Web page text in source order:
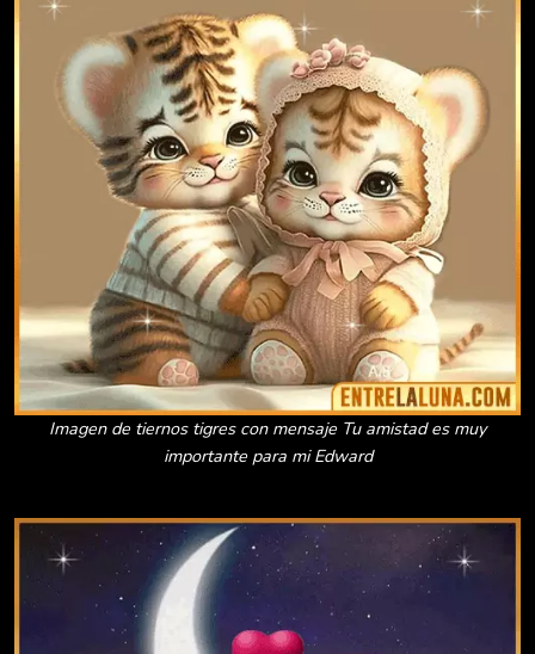
Imagen de tiernos tigres con mensaje Tu amistad es muy
importante para mi Edward